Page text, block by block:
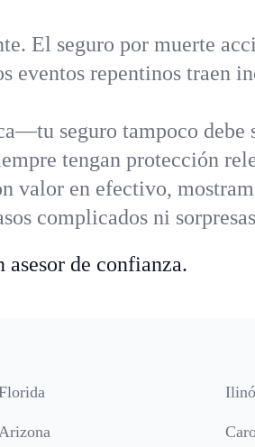
El seguro por muerte
eventos repentinos traen
seguro tampoco debe
tengan protección
valor en efectivo,
complicados ni
de confianza.